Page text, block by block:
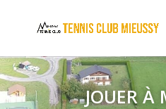
JOUER À